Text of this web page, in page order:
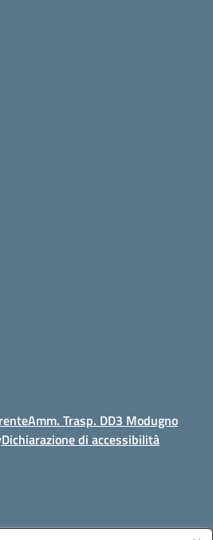
Amm. Trasp. DD3 Modugno
Dichiarazione di accessibilità